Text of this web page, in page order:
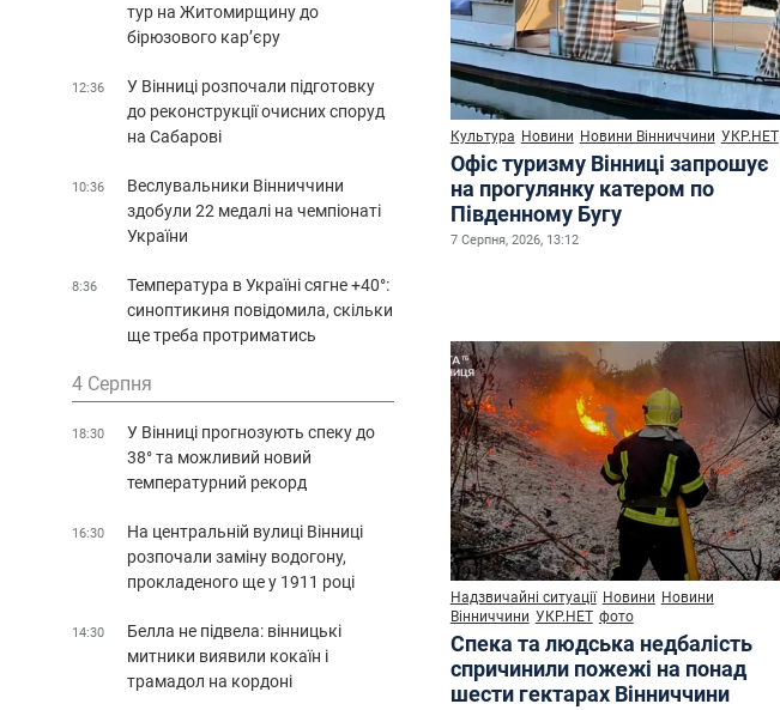
Культура Новини Новини Вінниччини УКР.НЕТ
Офіс туризму Вінниці запрошує
на прогулянку катером по
Південному Бугу
7 Серпня, 2026, 13:12
Надзвичайні ситуації Новини Новини
Вінниччини УКР.НЕТ фото
Спека та людська недбалість
спричинили пожежі на понад
шести гектарах Вінниччини
тур на Житомирщину до
бірюзового кар’єру
12:36
У Вінниці розпочали підготовку
до реконструкції очисних споруд
на Сабарові
10:36
Веслувальники Вінниччини
здобули 22 медалі на чемпіонаті
України
8:36
Температура в Україні сягне +40°:
синоптикиня повідомила, скільки
ще треба протриматись
4 Серпня
18:30
У Вінниці прогнозують спеку до
38° та можливий новий
температурний рекорд
16:30
На центральній вулиці Вінниці
розпочали заміну водогону,
прокладеного ще у 1911 році
14:30
Белла не підвела: вінницькі
митники виявили кокаїн і
трамадол на кордоні